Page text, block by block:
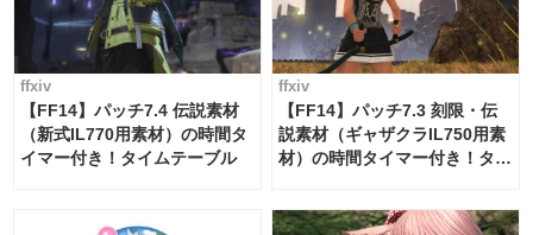
ffxiv
【FF14】パッチ7.4 伝説素材
（新式IL770用素材）の時間タ
イマー付き！タイムテーブル
ffxiv
【FF14】パッチ7.3 刻限・伝
説素材（ギャザクラIL750用素
材）の時間タイマー付き！タイ